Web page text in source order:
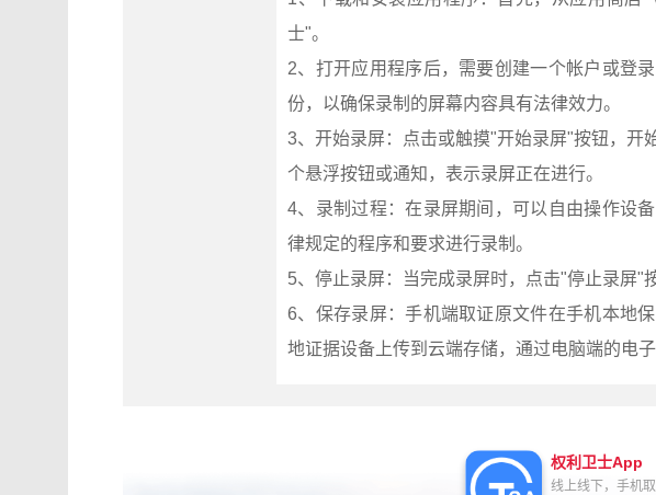
士"。
2、打开应用程序后，需要创建一个帐户或登
份，以确保录制的屏幕内容具有法律效力。
3、开始录屏：点击或触摸"开始录屏"按钮，开
个悬浮按钮或通知，表示录屏正在进行。
4、录制过程：在录屏期间，可以自由操作设
律规定的程序和要求进行录制。
5、停止录屏：当完成录屏时，点击"停止录屏"
6、保存录屏：手机端取证原文件在手机本地
地证据设备上传到云端存储，通过电脑端的电
权利卫士App
线上线下，手机